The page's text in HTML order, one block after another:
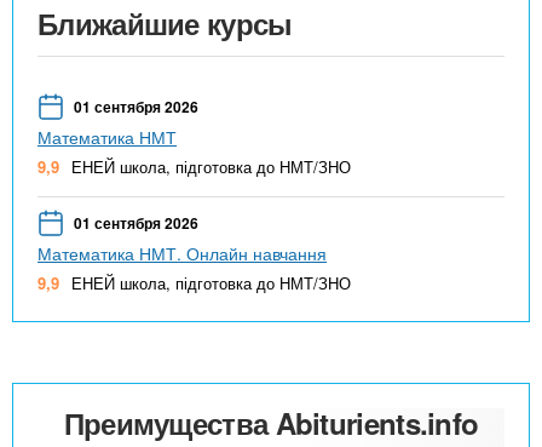
Ближайшие курсы
01 сентября 2026
Математика НМТ
9,9 ЕНЕЙ школа, підготовка до НМТ/ЗНО
01 сентября 2026
Математика НМТ. Онлайн навчання
9,9 ЕНЕЙ школа, підготовка до НМТ/ЗНО
Преимущества Abiturients.info